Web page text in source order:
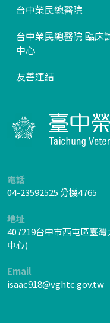
台中榮民總醫院
台中榮民總醫院 臨床
中心
友善連結
電話
04-23592525 分機4765
地址
407219台中市西屯區臺
中心)
Email
isaac918@vghtc.gov.tw